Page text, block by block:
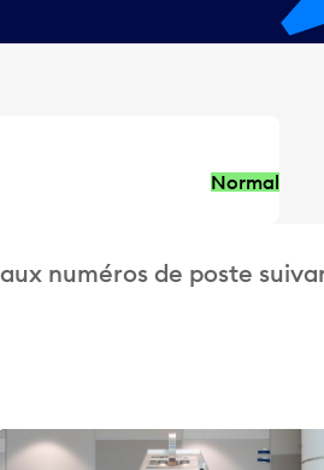
Normal
numéros de poste